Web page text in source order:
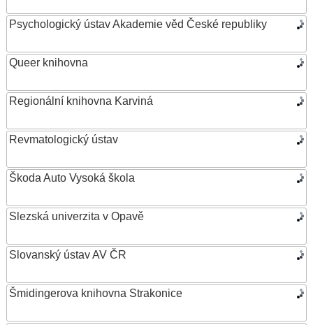
Psychologický ústav Akademie věd České republiky
Queer knihovna
Regionální knihovna Karviná
Revmatologický ústav
Škoda Auto Vysoká škola
Slezská univerzita v Opavě
Slovanský ústav AV ČR
Šmidingerova knihovna Strakonice